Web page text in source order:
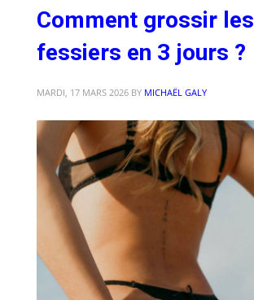
Comment grossir les
fessiers en 3 jours ?
MARDI, 17 MARS 2026 BY MICHAËL GALY